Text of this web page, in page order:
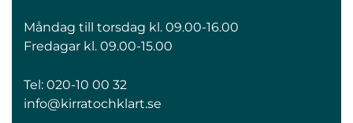
Måndag till torsdag kl. 09.00-16.00
Fredagar kl. 09.00-15.00
Tel: 020-10 00 32
info@kirratochklart.se